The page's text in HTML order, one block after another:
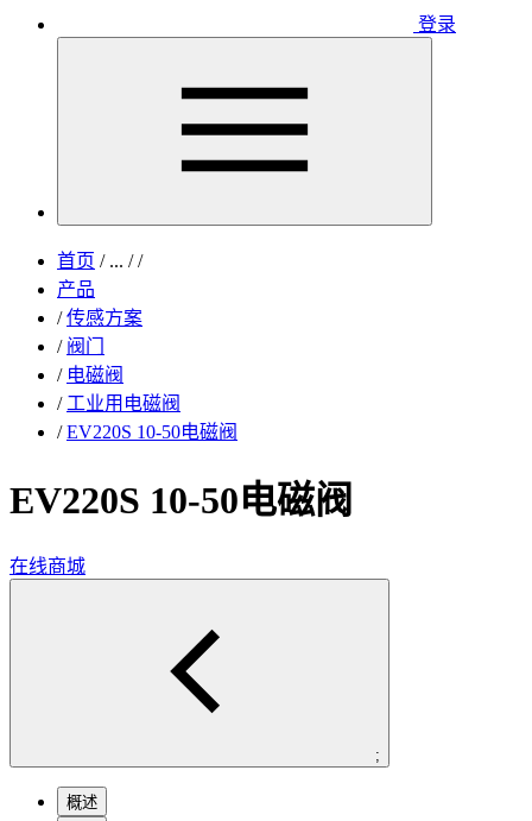
登录
首页 /... / /
产品
/ 传感方案
/ 阀门
/ 电磁阀
/ 工业用电磁阀
/ EV220S 10-50电磁阀
EV220S 10-50电磁阀
在线商城
;
概述